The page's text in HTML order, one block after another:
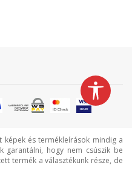
képek és termékleírások mindig a
garantálni, hogy nem csúszik be
termék a választékunk része, de